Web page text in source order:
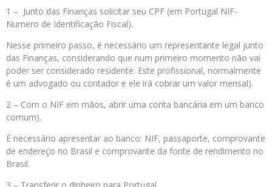
1 – Junto das Finanças solicitar seu CPF (em Portugal NIF-
Numero de Identificação Fiscal).
Nesse primeiro passo, é necessário um representante legal junto
das Finanças, considerando que num primeiro momento não vai
poder ser considerado residente. Este profissional, normalmente
é um advogado ou contador e ele irá cobrar um valor mensal).
2 – Com o NIF em mãos, abrir uma conta bancária em um banco
comum).
É necessário apresentar ao banco: NIF, passaporte, comprovante
de endereço no Brasil e comprovante da fonte de rendimento no
Brasil.